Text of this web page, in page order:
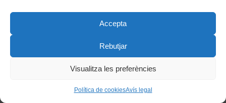
Accepta
Rebutjar
Visualitza les preferències
Política de cookiesAvís legal